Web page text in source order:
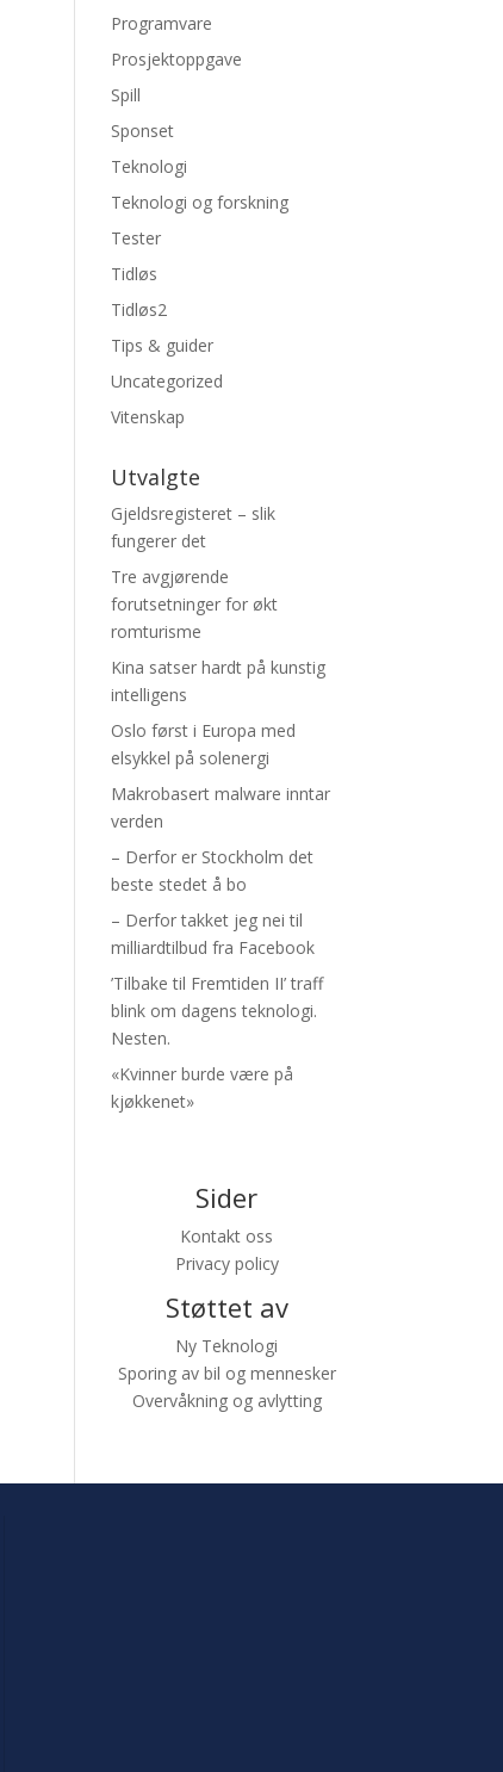
Programvare
Prosjektoppgave
Spill
Sponset
Teknologi
Teknologi og forskning
Tester
Tidløs
Tidløs2
Tips & guider
Uncategorized
Vitenskap
Utvalgte
Gjeldsregisteret – slik
fungerer det
Tre avgjørende
forutsetninger for økt
romturisme
Kina satser hardt på kunstig
intelligens
Oslo først i Europa med
elsykkel på solenergi
Makrobasert malware inntar
verden
– Derfor er Stockholm det
beste stedet å bo
– Derfor takket jeg nei til
milliardtilbud fra Facebook
’Tilbake til Fremtiden II’ traff
blink om dagens teknologi.
Nesten.
«Kvinner burde være på
kjøkkenet»
Sider
Kontakt oss
Privacy policy
Støttet av
Ny Teknologi
Sporing av bil og mennesker
Overvåkning og avlytting